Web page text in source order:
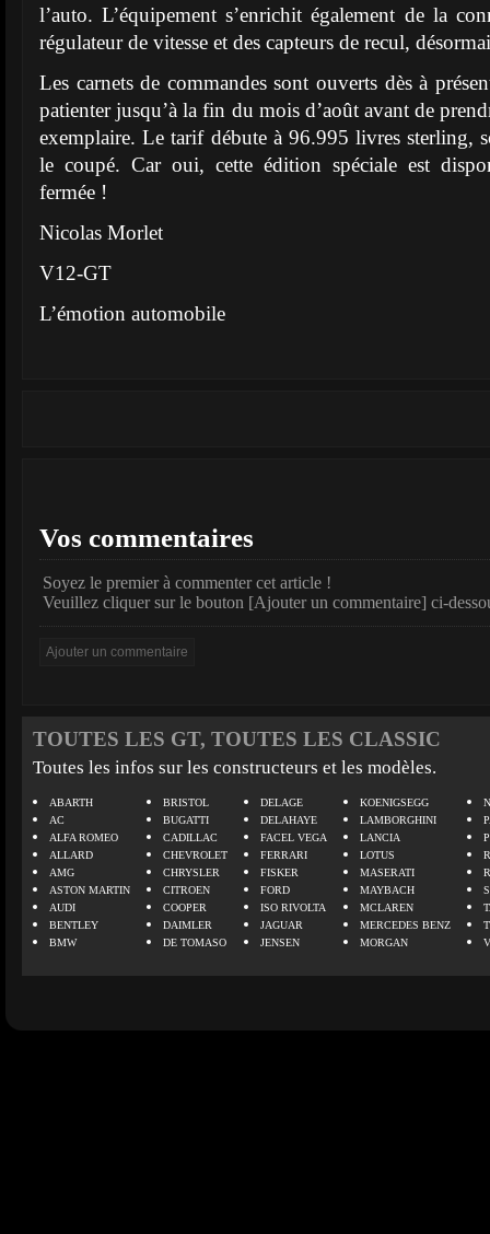
l’auto. L’équipement s’enrichit également de la
régulateur de vitesse et des capteurs de recul,
Les carnets de commandes sont ouverts dès à
patienter jusqu’à la fin du mois d’août avant de
exemplaire. Le tarif débute à 96.995 livres sterling,
le coupé. Car oui, cette édition spéciale est
fermée !
Nicolas Morlet
V12-GT
L’émotion automobile
Vos commentaires
Soyez le premier à commenter cet article !
Veuillez cliquer sur le bouton [Ajouter un commentaire] ci-
TOUTES LES GT, TOUTES LES CLASSIC
Toutes les infos sur les constructeurs et les modèles.
ABARTH
AC
ALFA ROMEO
ALLARD
AMG
ASTON MARTIN
AUDI
BENTLEY
BMW
BRISTOL
BUGATTI
CADILLAC
CHEVROLET
CHRYSLER
CITROEN
COOPER
DAIMLER
DE TOMASO
DELAGE
DELAHAYE
FACEL VEGA
FERRARI
FISKER
FORD
ISO RIVOLTA
JAGUAR
JENSEN
KOENIGSEGG
LAMBORGHINI
LANCIA
LOTUS
MASERATI
MAYBACH
MCLAREN
MERCEDES BENZ
MORGAN